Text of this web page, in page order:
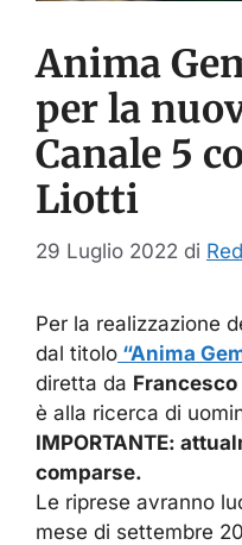
Anima
per la
Canale 5
Liotti
29 Luglio 2022 di
Per la realizzazione
dal titolo “Anima
diretta da
è alla ricerca di
IMPORTANTE:
comparse.
Le riprese avranno
mese di settembre